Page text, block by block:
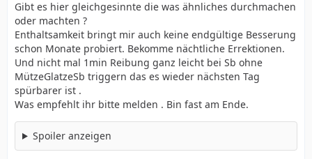
Gibt es hier gleichgesinnte die was ähnliches durchmachen
oder machten ?
Enthaltsamkeit bringt mir auch keine endgültige Besserung
schon Monate probiert. Bekomme nächtliche Errektionen.
Und nicht mal 1min Reibung ganz leicht bei Sb ohne
MützeGlatzeSb triggern das es wieder nächsten Tag
spürbarer ist .
Was empfehlt ihr bitte melden . Bin fast am Ende.
Spoiler anzeigen